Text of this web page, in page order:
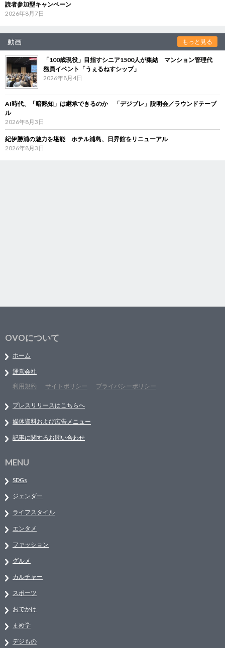
読者参加型キャンペーン
2026年8月7日
動画 もっと見る
「100歳現役」目指すシニア1500人が集結 マンション管理代
務員イベント「うぇるねすシップ」
2026年8月4日
AI時代、「暗黙知」は継承できるのか 「デジブレ」説明会／ラウンドテーブ
ル
2026年8月3日
紀伊勝浦の魅力を堪能 ホテル浦島、日昇館をリニューアル
2026年8月3日
OVOについて
ホーム
運営会社
利用規約
サイトポリシー プライバシーポリシー
プレスリリースはこちらへ
媒体資料および広告メニュー
記事に関するお問い合わせ
MENU
SDGs
ジェンダー
ライフスタイル
エンタメ
ファッション
グルメ
カルチャー
スポーツ
おでかけ
まめ学
デジもの